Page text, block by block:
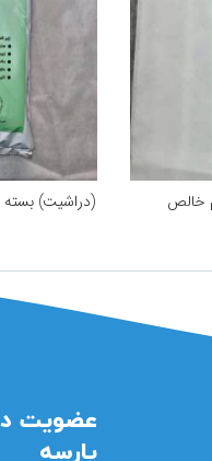
(دراشیت) بسته 5 عددی زیر انداز ساندپد سایز 90*60
عضویت
پارسه